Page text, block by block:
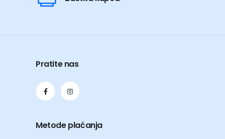
Pratite nas
Metode plaćanja